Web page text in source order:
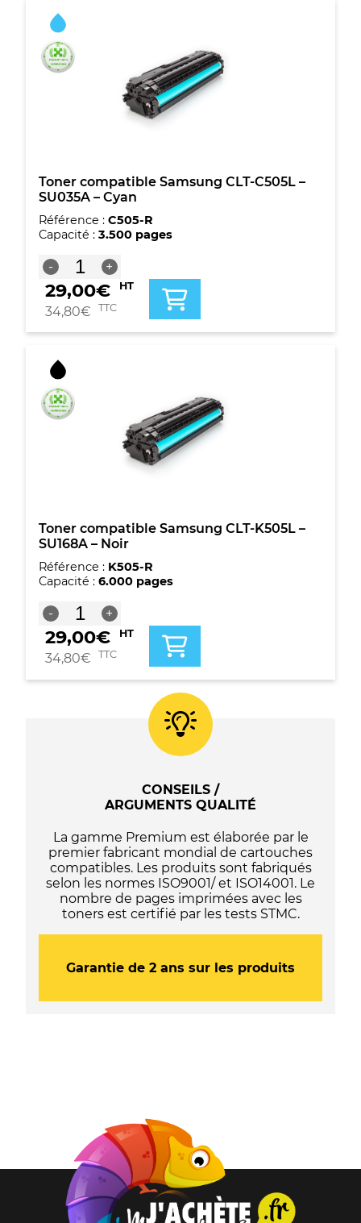
-
SU302A
-
Magenta
Toner compatible Samsung CLT-C505L –
SU035A – Cyan
Référence : C505-R
Capacité : 3.500 pages
-
quantité
de
Toner
compatible
Samsung
CLT-
-
SU035A
-
Cyan
+
29,00€ HT
34,80€ TTC
Toner compatible Samsung CLT-K505L –
SU168A – Noir
Référence : K505-R
Capacité : 6.000 pages
-
quantité
de
Toner
compatible
CLT-
+
29,00€ HT
34,80€ TTC
CONSEILS /
ARGUMENTS QUALITÉ
La gamme Premium est élaborée par le
premier fabricant mondial de cartouches
compatibles. Les produits sont fabriqués
selon les normes ISO9001/ et ISO14001. Le
nombre de pages imprimées avec les
toners est certifié par les tests STMC.
Garantie de 2 ans sur les produits